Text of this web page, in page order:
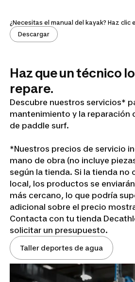
¿Necesitas el manual del kayak? Haz clic
Descargar
Haz que un técnico
repare.
Descubre nuestros servicios*
mantenimiento y la reparación
de paddle surf.
*Nuestros precios de servicio
mano de obra (no incluye
según la tienda. Si la tienda no
local, los productos se
más cercano, lo que podría
adicional sobre el precio
Contacta con tu tienda
solicitar un presupuesto.
Taller deportes de agua